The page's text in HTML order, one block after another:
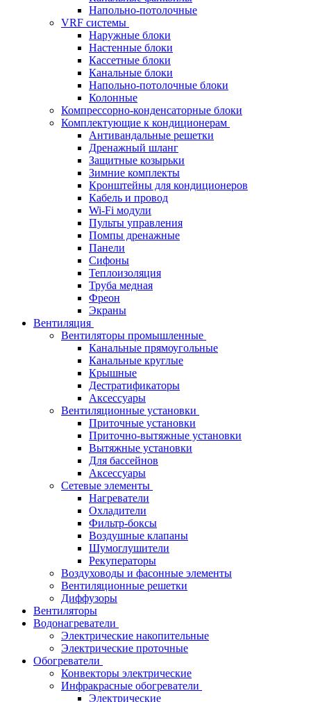
Напольно-потолочные
VRF системы
Наружные блоки
Настенные блоки
Кассетные блоки
Канальные блоки
Напольно-потолочные блоки
Колонные
Компрессорно-конденсаторные блоки
Комплектующие к кондиционерам
Антивандальные решетки
Дренажный шланг
Защитные козырьки
Зимние комплекты
Кронштейны для кондиционеров
Кабель и провод
Wi-Fi модули
Пульты управления
Помпы дренажные
Панели
Сифоны
Теплоизоляция
Труба медная
Фреон
Экраны
Вентиляция
Вентиляторы промышленные
Канальные прямоугольные
Канальные круглые
Крышные
Дестратификаторы
Аксессуары
Вентиляционные установки
Приточные установки
Приточно-вытяжные установки
Вытяжные установки
Для бассейнов
Аксессуары
Сетевые элементы
Нагреватели
Охладители
Фильтр-боксы
Воздушные клапаны
Шумоглушители
Рекуператоры
Воздуховоды и фасонные элементы
Вентиляционные решетки
Диффузоры
Вентиляторы
Водонагреватели
Электрические накопительные
Электрические проточные
Обогреватели
Конвекторы электрические
Инфракрасные обогреватели
Электрические